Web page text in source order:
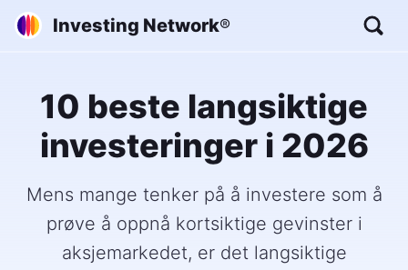
Investing Network®
10 beste langsiktige
investeringer i 2026
Mens mange tenker på å investere som å
prøve å oppnå kortsiktige gevinster i
aksjemarkedet, er det langsiktige